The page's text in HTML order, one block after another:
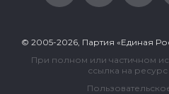
© 2005-2026, Партия «Единая
При полном или частичном
ссылка на